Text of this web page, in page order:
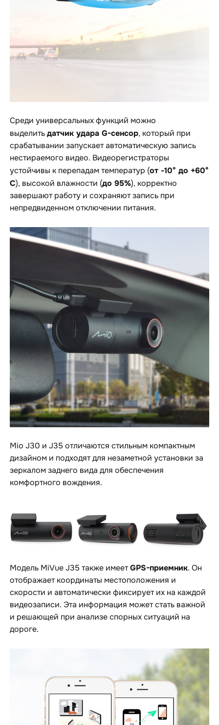
Среди универсальных функций можно
выделить датчик удара G-сенсор, который при
срабатывании запускает автоматическую запись
нестираемого видео. Видеорегистраторы
устойчивы к перепадам температур (от -10° до +60°
С), высокой влажности (до 95%), корректно
завершают работу и сохраняют запись при
непредвиденном отключении питания.
Mio J30 и J35 отличаются стильным компактным
дизайном и подходят для незаметной установки за
зеркалом заднего вида для обеспечения
комфортного вождения.
Модель MiVue J35 также имеетGPS-приемник. Он
отображает координаты местоположения и
скорости и автоматически фиксирует их на каждой
видеозаписи. Эта информация может стать важной
и решающей при анализе спорных ситуаций на
дороге.